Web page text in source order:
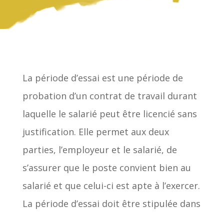
La période d’essai est une période de
probation d’un contrat de travail durant
laquelle le salarié peut être licencié sans
justification. Elle permet aux deux
parties, l’employeur et le salarié, de
s’assurer que le poste convient bien au
salarié et que celui-ci est apte à l’exercer.
La période d’essai doit être stipulée dans